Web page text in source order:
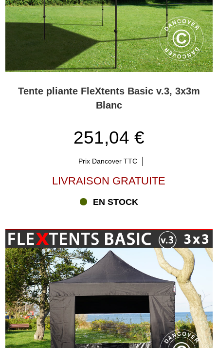
Tente pliante FleXtents Basic v.3, 3x3m
Blanc
251,04 €
Prix Dancover TTC
LIVRAISON GRATUITE
EN STOCK